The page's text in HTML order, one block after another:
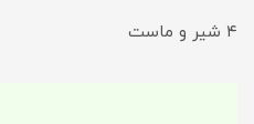
۴ شیر و ماست